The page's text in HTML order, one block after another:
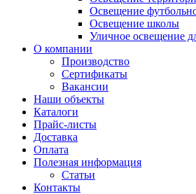
Освещение
Освещение школы
Уличное освещение
О компании
Производство
Сертификаты
Вакансии
Наши объекты
Каталоги
Прайс-листы
Доставка
Оплата
Полезная информация
Статьи
Контакты